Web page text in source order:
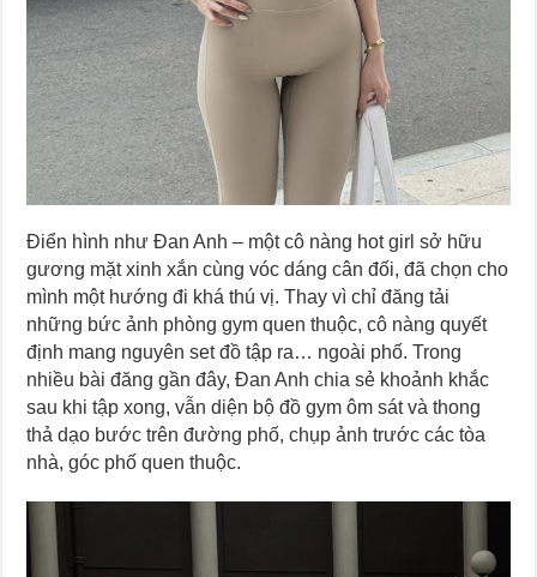
Điển hình như Đan Anh – một cô nàng hot girl sở hữu
gương mặt xinh xắn cùng vóc dáng cân đối, đã chọn cho
mình một hướng đi khá thú vị. Thay vì chỉ đăng tải
những bức ảnh phòng gym quen thuộc, cô nàng quyết
định mang nguyên set đồ tập ra… ngoài phố. Trong
nhiều bài đăng gần đây, Đan Anh chia sẻ khoảnh khắc
sau khi tập xong, vẫn diện bộ đồ gym ôm sát và thong
thả dạo bước trên đường phố, chụp ảnh trước các tòa
nhà, góc phố quen thuộc.